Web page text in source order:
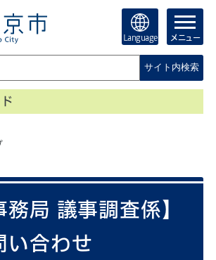
Language メニュー
サイト内検索
務局 議事調査係】
い合わせ